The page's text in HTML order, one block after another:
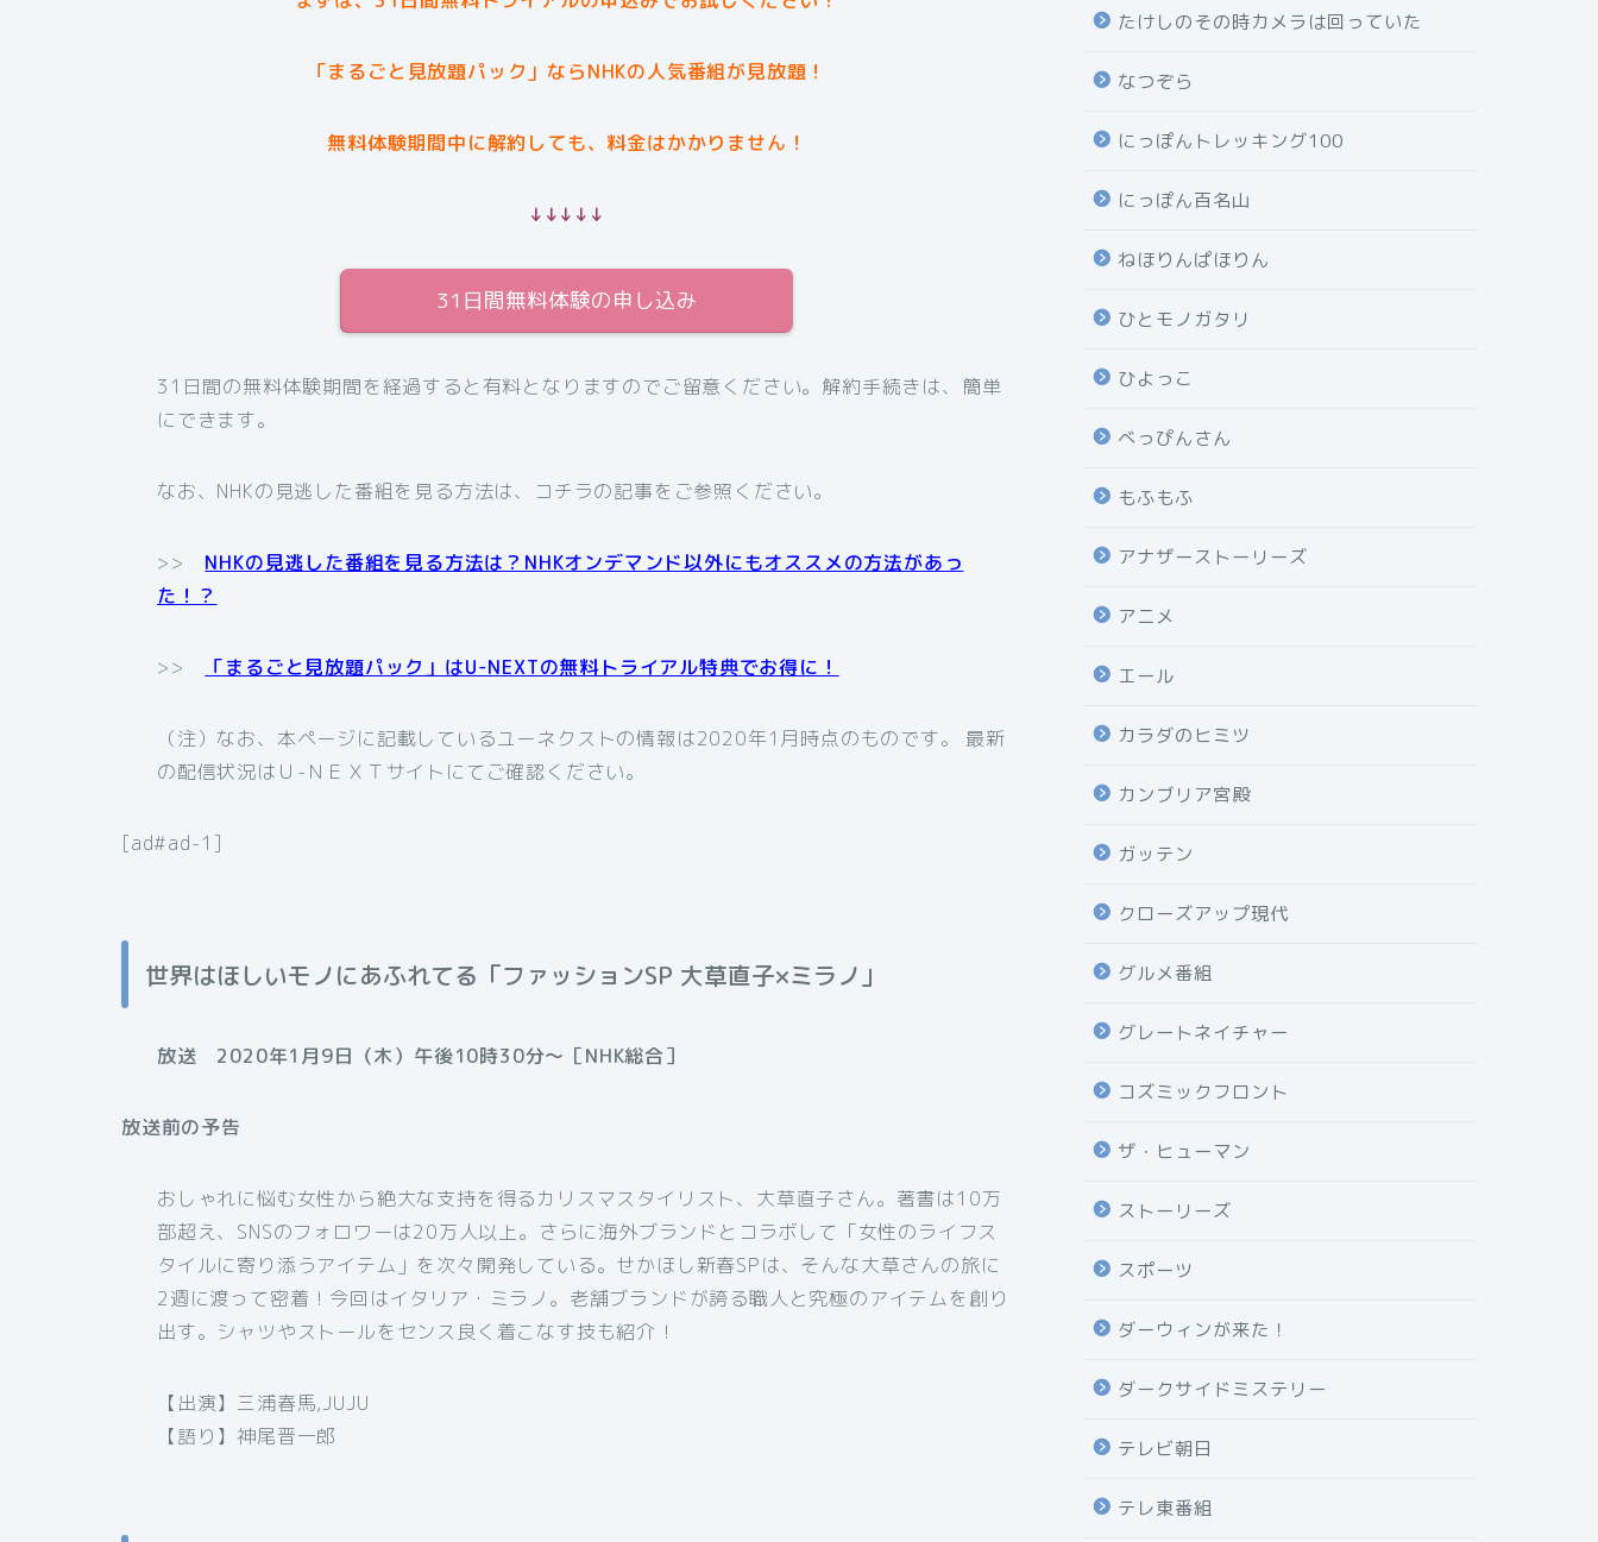
「まるごと見放題パック」ならNHKの人気番組が見放題！
無料体験期間中に解約しても、料金はかかりません！
↓↓↓↓↓
31日間無料体験の申し込み
31日間の無料体験期間を経過すると有料となりますのでご留意ください。解約手続きは、簡単
にできます。
なお、NHKの見逃した番組を見る方法は、コチラの記事をご参照ください。
>> NHKの見逃した番組を見る方法は？NHKオンデマンド以外にもオススメの方法があっ
た！？
>> 「まるごと見放題パック」はU-NEXTの無料トライアル特典でお得に！
（注）なお、本ページに記載しているユーネクストの情報は2020年1月時点のものです。 最新
の配信状況はＵ-ＮＥＸＴサイトにてご確認ください。
[ad#ad-1]
世界はほしいモノにあふれてる「ファッションSP 大草直子×ミラノ」
放送 2020年1月9日（木）午後10時30分〜［NHK総合］
放送前の予告
おしゃれに悩む女性から絶大な支持を得るカリスマスタイリスト、大草直子さん。著書は10万
部超え、SNSのフォロワーは20万人以上。さらに海外ブランドとコラボして「女性のライフス
タイルに寄り添うアイテム」を次々開発している。せかほし新春SPは、そんな大草さんの旅に
2週に渡って密着！今回はイタリア・ミラノ。老舗ブランドが誇る職人と究極のアイテムを創り
出す。シャツやストールをセンス良く着こなす技も紹介！
【出演】三浦春馬,JUJU
【語り】神尾晋一郎
たけしのその時カメラは回っていた
なつぞら
にっぽんトレッキング100
にっぽん百名山
ねほりんぱほりん
ひとモノガタリ
ひよっこ
べっぴんさん
もふもふ
アナザーストーリーズ
アニメ
エール
カラダのヒミツ
カンブリア宮殿
ガッテン
クローズアップ現代
グルメ番組
グレートネイチャー
コズミックフロント
ザ・ヒューマン
ストーリーズ
スポーツ
ダーウィンが来た！
ダークサイドミステリー
テレビ朝日
テレ東番組